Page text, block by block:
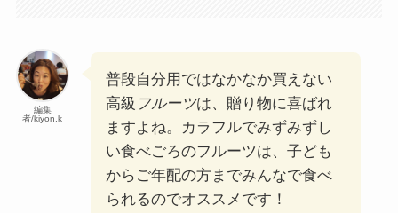
編集
者/kiyon.k
普段自分用ではなかなか買えない
高級 フルーツは、贈り物に喜ばれ
ますよね。カラフルでみずみずし
い食べごろのフルーツは、子ども
からご年配の方までみんなで食べ
られるのでオススメです！